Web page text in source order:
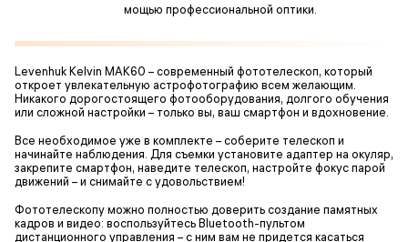
мощью профессиональной оптики.
Levenhuk Kelvin MAK60 – современный фототелескоп, который
откроет увлекательную астрофотографию всем желающим.
Никакого дорогостоящего фотооборудования, долгого обучения
или сложной настройки – только вы, ваш смартфон и вдохновение.
Все необходимое уже в комплекте – соберите телескоп и
начинайте наблюдения. Для съемки установите адаптер на окуляр,
закрепите смартфон, наведите телескоп, настройте фокус парой
движений – и снимайте с удовольствием!
Фототелескопу можно полностью доверить создание памятных
кадров и видео: воспользуйтесь Bluetooth-пультом
дистанционного управления – с ним вам не придется касаться